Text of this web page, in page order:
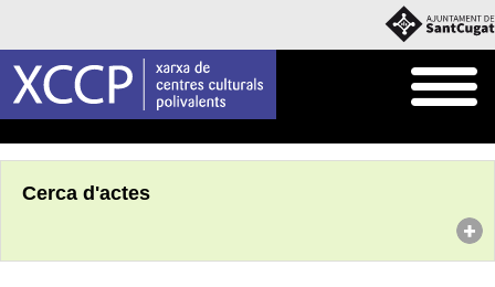
Cerca d'actes